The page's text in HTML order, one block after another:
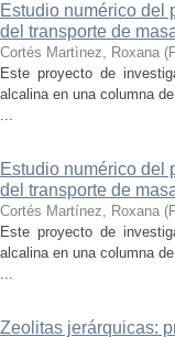
Estudio numérico del
del transporte de
Cortés Martìnez, Roxana (
Este proyecto de
alcalina en una columna
...
Estudio numérico del
del transporte de
Cortés Martínez, Roxana (
Este proyecto de
alcalina en una columna
...
Zeolitas jerárquicas: